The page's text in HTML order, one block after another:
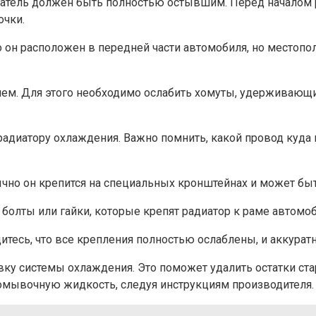
должен быть полностью остывшим. Перед началом
расположен в передней части автомобиля, но
Для этого необходимо ослабить хомуты,
охлаждения. Важно помнить, какой провод
он крепится на специальных кронштейнах и может
или гайки, которые крепят радиатор к раме
что все крепления полностью ослаблены, и
системы охлаждения. Это поможет удалить остатки
жидкость, следуя инструкциям производителя.